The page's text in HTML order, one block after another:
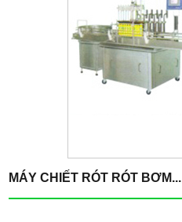
MÁY CHIẾT RÓT RÓT BƠM...